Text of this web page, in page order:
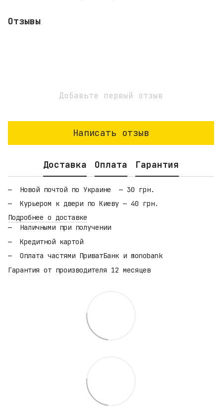
Отзывы
Добавьте первый отзыв
Написать отзыв
Доставка Оплата Гарантия
Новой почтой по Украине — 30 грн.
Курьером к двери по Киеву — 40 грн.
Подробнее о доставке
Наличными при получении
Кредитной картой
Оплата частями ПриватБанк и monobank
Гарантия от производителя 12 месяцев